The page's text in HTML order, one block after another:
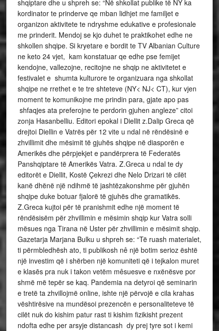
shqiptare dhe u shpreh se: “Në shkollat publike të NY ka
kordinator te prinderve qe mban lidhjet me familjet e
organizon aktivitete te ndryshme edukative e profesionale
me prinderit. Mendoj se kjo duhet te praktikohet edhe ne
shkollen shqipe. Si kryetare e bordit te TV Albanian Culture
ne keto 24 vjet, kam konstatuar qe edhe pse femijet
kendojne, vallezojne, recitojne ne shqip ne aktivitetet e
festivalet e shumta kulturore te organizuara nga shkollat
shqipe ne rrethet e te tre shteteve (NY< NJ< CT), kur vjen
moment te komunikojne me prindin para, gjate apo pas
shfaqjes ata preferojne te perdorin gjuhen angleze” citoi
zonja Hasanbelliu. Editori epokal i Diellit z.Dalip Greca që
drejtoi Diellin e Vatrës për 12 vite u ndal në rëndësinë e
zhvillimit dhe mësimit të gjuhës shqipe në diasporën e
Amerikës dhe përpjekjet e pandërprera të Federatës
Panshqiptare të Amerikës Vatra. Z.Greca u ndal te dy
editorët e Diellit, Kostë Çekrezi dhe Nelo Drizari të cilët
kanë dhënë një ndihmë të jashtëzakonshme për gjuhën
shqipe duke botuar fjalorë të gjuhës dhe gramatikës.
Z.Greca kujtoi për të pranishmit edhe një moment të
rëndësisëm për zhvillimin e mësimin shqip kur Vatra solli
mësues nga Tirana në Uster për zhvillimin e mësimit shqip.
Gazetarja Marjana Bulku u shpreh se: “Të ruash materialet,
ti përmbledhësh ato, ti publikosh nê një botim serioz është
një investim që i shërben një komuniteti që i tejkalon muret
e klasēs pra nuk i takon vetëm mêsuesve e nxënësve por
shmë më tepër se kaq. Pandemia na detyroi që seminarin
e tretë ta zhvillojmë online, ishte një përvojë e cila krahas
vështirësive na mundësoi prezencën e personaliteteve të
cilët nuk do kishim patur rast ti kishim fizikisht prezent
ndofta edhe per arsyje distancash dy prej tyre sot i kemi